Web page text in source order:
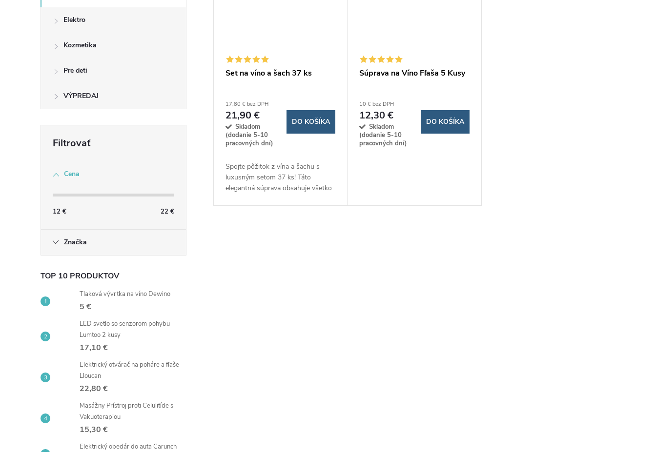
Elektro
Kozmetika
Pre deti
VÝPREDAJ
Cena
12 € 22 €
Značka
TOP 10 PRODUKTOV
Tlaková vývrtka na víno Dewino
5 €
LED svetlo so senzorom pohybu
Lumtoo 2 kusy
17,10 €
Elektrický otvárač na poháre a fľaše
Lloucan
22,80 €
Masážny Prístroj proti Celulitíde s
Vakuoterapiou
15,30 €
Elektrický obedár do auta Carunch
Set na víno a šach 37 ks
17,80 € bez DPH
21,90 €
Skladom
(dodanie 5-10
pracovných dní)
DO KOŠÍKA
Spojte pôžitok z vína a šachu s
luxusným setom 37 ks! Táto
elegantná súprava obsahuje všetko
Súprava na Víno Fľaša 5 Kusy
10 € bez DPH
12,30 €
Skladom
(dodanie 5-10
pracovných dní)
DO KOŠÍKA